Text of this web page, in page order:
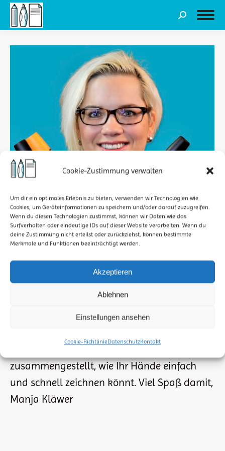
Cookie-Zustimmung verwalten
Um dir ein optimales Erlebnis zu bieten, verwenden wir Technologien wie
Cookies, um Geräteinformationen zu speichern und/oder darauf zuzugreifen.
Wenn du diesen Technologien zustimmst, können wir Daten wie das
Surfverhalten oder eindeutige IDs auf dieser Website verarbeiten. Wenn du
deine Zustimmung nicht erteilst oder zurückziehst, können bestimmte
Merkmale und Funktionen beeinträchtigt werden.
Akzeptieren
Ablehnen
Einstellungen ansehen
Cookie-RichtlinieDatenschutzKontakt
Search:
SKETCHNOTES (1): WIE ZEICHNE ICH HÄNDE?
DAUMEN HOCH, ABKLATSCHEN,
StiftMarkerPapier 10. Oktober 2023
zusammengestellt, wie Ihr Hände einfach
und schnell zeichnen könnt. Viel Spaß damit,
Manja Kläwer